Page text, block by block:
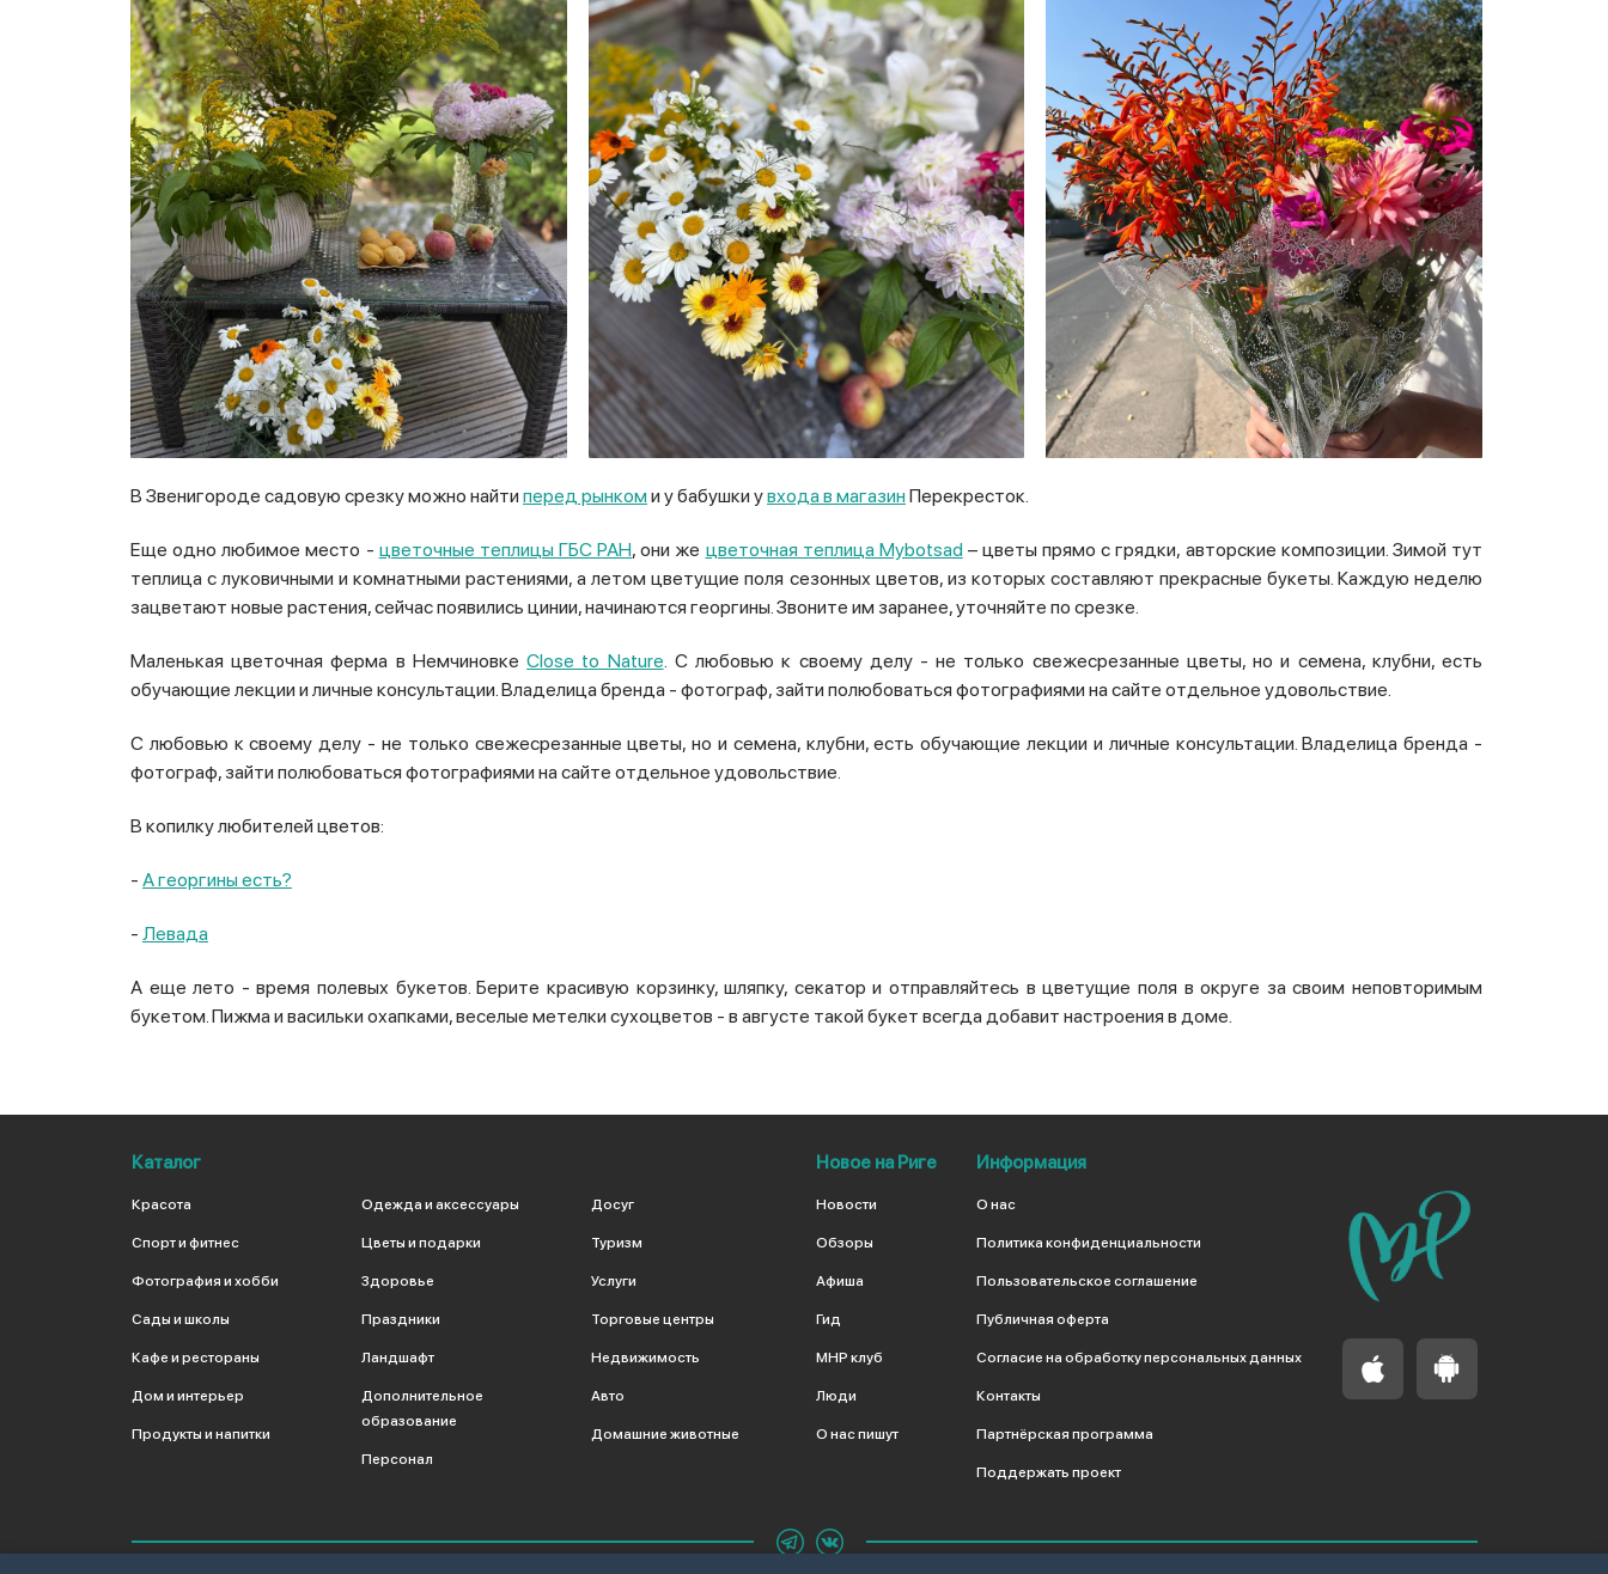
В Звенигороде садовую срезку можно найти перед рынком и у бабушки увхода в магазин Перекресток.
Еще одно любимое место - цветочные теплицы ГБС РАН, они же цветочная теплица Mybotsad – цветы прямо с грядки, авторские композиции. Зимой тут
теплица с луковичными и комнатными растениями, а летом цветущие поля сезонных цветов, из которых составляют прекрасные букеты. Каждую неделю
зацветают новые растения, сейчас появились цинии, начинаются георгины. Звоните им заранее, уточняйте по срезке.
Маленькая цветочная ферма в НемчиновкеClose to Nature. С любовью к своему делу - не только свежесрезанные цветы, но и семена, клубни, есть
обучающие лекции и личные консультации. Владелица бренда - фотограф, зайти полюбоваться фотографиями на сайте отдельное удовольствие.
С любовью к своему делу - не только свежесрезанные цветы, но и семена, клубни, есть обучающие лекции и личные консультации. Владелица бренда -
фотограф, зайти полюбоваться фотографиями на сайте отдельное удовольствие.
В копилку любителей цветов:
- А георгины есть?
- Левада
А еще лето - время полевых букетов. Берите красивую корзинку, шляпку, секатор и отправляйтесь в цветущие поля в округе за своим неповторимым
букетом. Пижма и васильки охапками, веселые метелки сухоцветов - в августе такой букет всегда добавит настроения в доме.
Каталог
Красота
Спорт и фитнес
Фотография и хобби
Сады и школы
Кафе и рестораны
Дом и интерьер
Продукты и напитки
Одежда и аксессуары
Цветы и подарки
Здоровье
Праздники
Ландшафт
Дополнительное
образование
Персонал
Досуг
Туризм
Услуги
Торговые центры
Недвижимость
Авто
Домашние животные
Новое на Риге
Новости
Обзоры
Афиша
Гид
МНР клуб
Люди
О нас пишут
Информация
О нас
Политика конфиденциальности
Пользовательское соглашение
Публичная оферта
Согласие на обработку персональных данных
Контакты
Партнёрская программа
Поддержать проект